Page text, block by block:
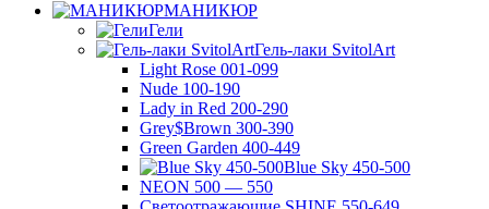
МАНИКЮР
Гели
Гель-лаки SvitolArt
Light Rose 001-099
Nude 100-190
Lady in Red 200-290
Grey$Brown 300-390
Green Garden 400-449
Blue Sky 450-500
NEON 500 — 550